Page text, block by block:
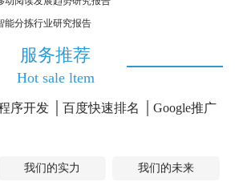
能分拣行业研究报告
服务推荐
Hot sale ltem
序开发 百度快速排名 Google推广
我们的实力 我们的未来